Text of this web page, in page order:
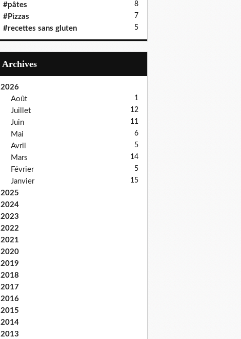
#pâtes 8
#Pizzas 7
#recettes sans gluten 5
Archives
2026
Août
1
Juillet 12
Juin 11
Mai 6
Avril 5
Mars 14
Février 5
Janvier 15
2025
2024
2023
2022
2021
2020
2019
2018
2017
2016
2015
2014
2013